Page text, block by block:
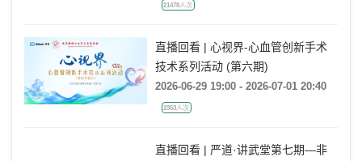
21478人次
直播回看 | 心视界-心血管创新手术
技术系列活动 (第六期)
2026-06-29 19:00 - 2026-07-01 20:40
2353人次
直播回看 | 严道·讲武堂第七期—非